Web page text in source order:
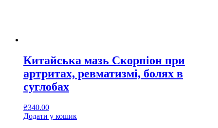
Китайська мазь Скорпіон при
артритах, ревматизмі, болях в
суглобах
₴340.00
Додати у кошик